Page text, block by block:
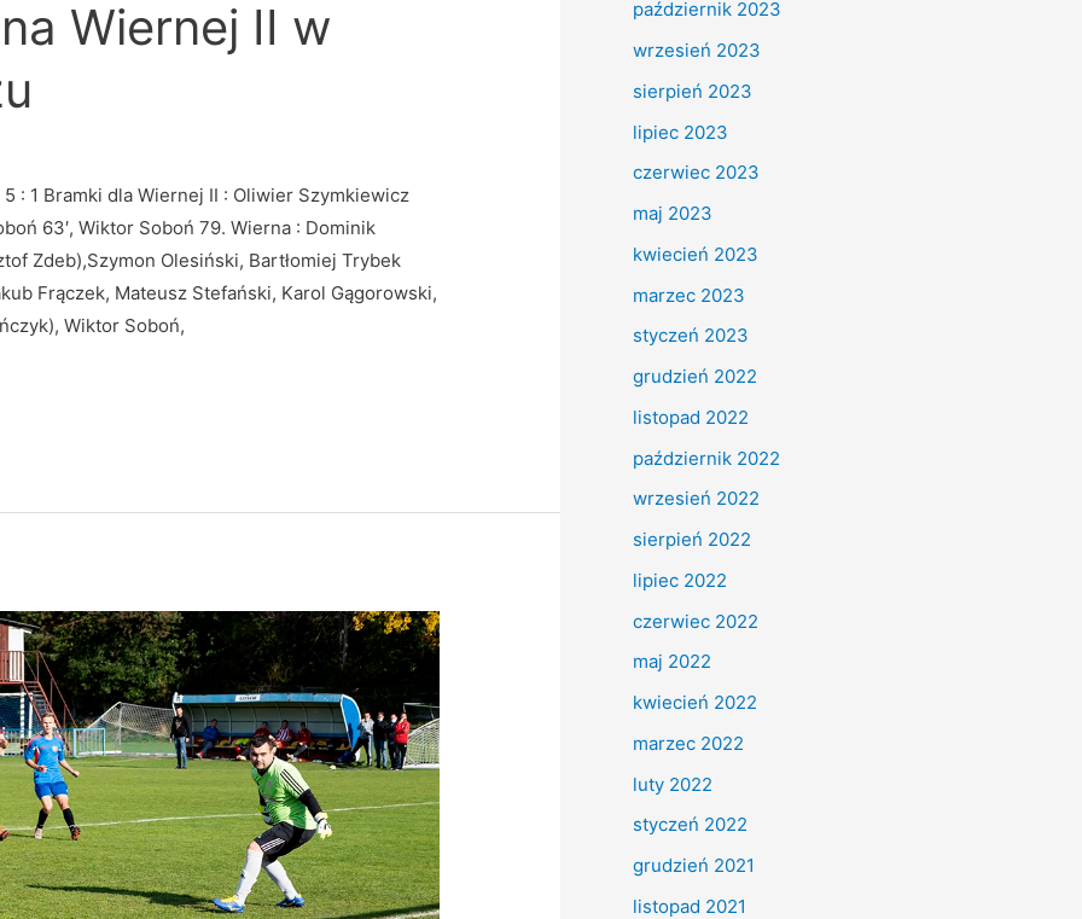
Wiernej II w
: 1 Bramki dla Wiernej II : Oliwier Szymkiewicz
63′, Wiktor Soboń 79. Wierna : Dominik
Zdeb),Szymon Olesiński, Bartłomiej Trybek
Frączek, Mateusz Stefański, Karol Gągorowski,
Wiktor Soboń,
październik 2023
wrzesień 2023
sierpień 2023
lipiec 2023
czerwiec 2023
maj 2023
kwiecień 2023
marzec 2023
styczeń 2023
grudzień 2022
listopad 2022
październik 2022
wrzesień 2022
sierpień 2022
lipiec 2022
czerwiec 2022
maj 2022
kwiecień 2022
marzec 2022
luty 2022
styczeń 2022
grudzień 2021
listopad 2021